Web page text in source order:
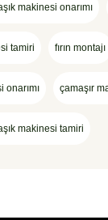
makinesi onarımı
tamiri fırın montajı
onarımı çamaşır
makinesi tamiri